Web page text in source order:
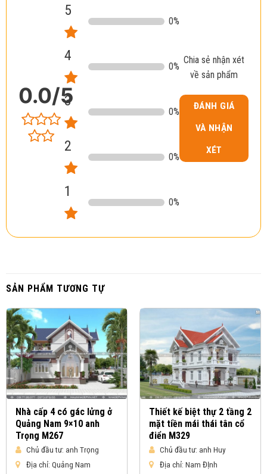
0.0/5
5
0%
4
0%
3
0%
2
0%
1
0%
Chia sẻ nhận xét
về sản phẩm
ĐÁNH GIÁ
VÀ NHẬN
XÉT
SẢN PHẨM TƯƠNG TỰ
Nhà cấp 4 có gác lửng ở
Quảng Nam 9×10 anh
Trọng M267
Chủ đầu tư: anh Trọng
Địa chỉ: Quảng Nam
Thiết kế biệt thự 2 tầng 2
mặt tiền mái thái tân cổ
điển M329
Chủ đầu tư: anh Huy
Địa chỉ: Nam ĐỊnh